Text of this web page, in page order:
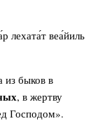
лехата́т веа́йиль
из быков в
, в жертву
Господом».